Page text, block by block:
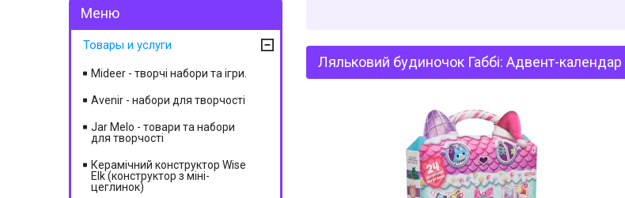
Ляльковий будиночок Габбі: Адвент-
Товары и услуги
Mideer - творчі набори та ігри.
Avenir - набори для творчості
Jar Melo - товари та набори
для творчості
Керамічний конструктор Wise
Elk (конструктор з міні-
цеглинок)